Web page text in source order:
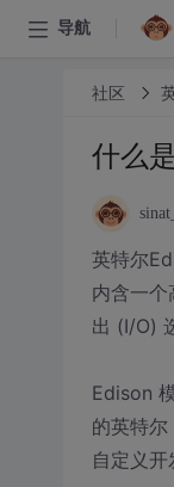
导航
社区
什么
英特尔
内含一
出 (I/O)
Edison
的英特
自定义开